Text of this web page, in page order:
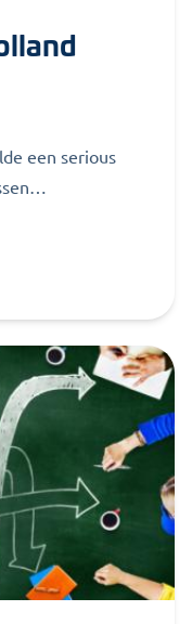
een serious